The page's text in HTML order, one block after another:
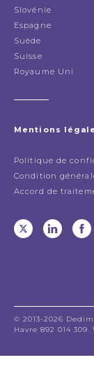
Slovénie
Espagne
Suède
Suisse
Royaume Uni
Mentions
Politique de
Condition
Accord de
© 2013-2026
Havre 892 014 309.